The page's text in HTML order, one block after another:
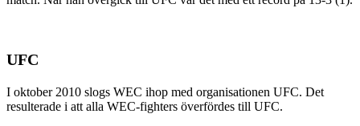
UFC
I oktober 2010 slogs WEC ihop med organisationen UFC. Det
resulterade i att alla WEC-fighters överfördes till UFC.